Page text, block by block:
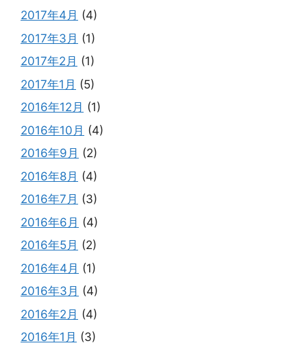
2017年4月 (4)
2017年3月 (1)
2017年2月 (1)
2017年1月 (5)
2016年12月 (1)
2016年10月 (4)
2016年9月 (2)
2016年8月 (4)
2016年7月 (3)
2016年6月 (4)
2016年5月 (2)
2016年4月 (1)
2016年3月 (4)
2016年2月 (4)
2016年1月 (3)